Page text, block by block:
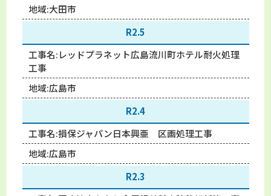
地域:大田市
R2.5
工事名:レッドプラネット広島流川町ホテル耐火処理
工事
地域:広島市
R2.4
工事名:損保ジャパン日本興亜 区画処理工事
地域:広島市
R2.3